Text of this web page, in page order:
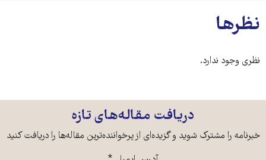
نظرها
نظری وجود ندارد.
دریافت مقاله‌های تازه
خبرنامه را مشترک شوید و گزیده‌ای از پرخواننده‌ترین مقاله‌ها را دریافت کنید